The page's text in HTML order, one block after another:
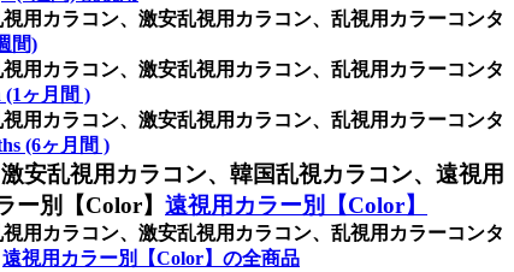
用カラコン、激安乱視用カラコン、乱視用カラーコンタ
間)
用カラコン、激安乱視用カラコン、乱視用カラーコンタ
(1ヶ月間 )
用カラコン、激安乱視用カラコン、乱視用カラーコンタ
(6ヶ月間 )
安乱視用カラコン、韓国乱視カラコン、遠視用
ー別【Color】 遠視用カラー別【Color】
用カラコン、激安乱視用カラコン、乱視用カラーコンタ
遠視用カラー別【Color】の全商品